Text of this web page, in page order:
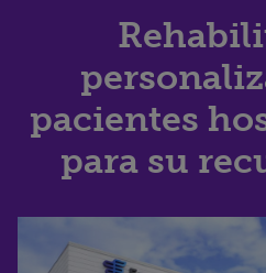
pacientes
para su